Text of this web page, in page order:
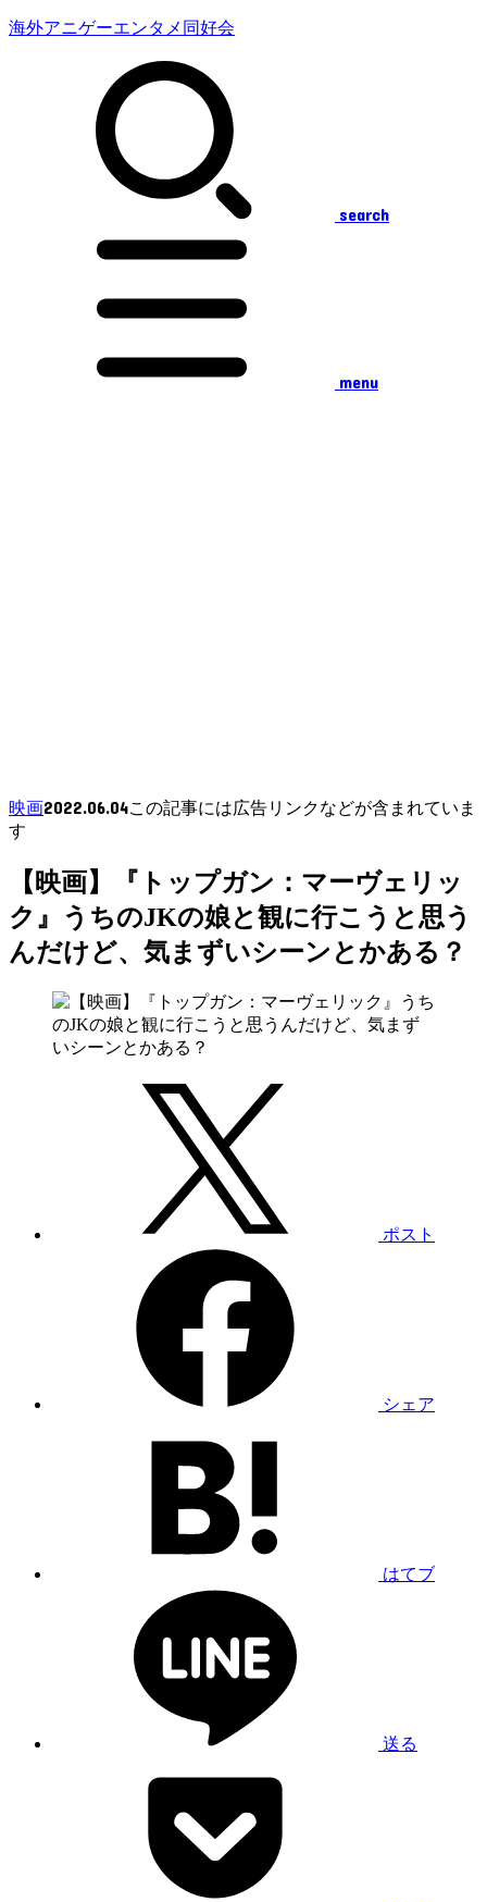
海外アニゲーエンタメ同好会
search
menu
映画2022.06.04この記事には広告リンクなどが含まれていま
す
【映画】『トップガン：マーヴェリッ
ク』うちのJKの娘と観に行こうと思う
んだけど、気まずいシーンとかある？
ポスト
シェア
はてブ
送る